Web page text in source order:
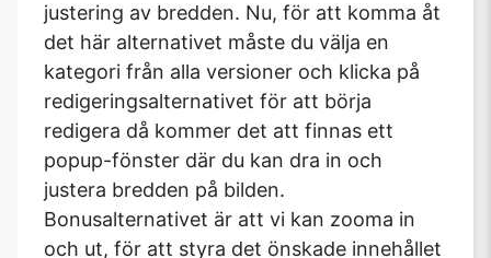
justering av bredden. Nu, för att komma åt
det här alternativet måste du välja en
kategori från alla versioner och klicka på
redigeringsalternativet för att börja
redigera då kommer det att finnas ett
popup-fönster där du kan dra in och
justera bredden på bilden.
Bonusalternativet är att vi kan zooma in
och ut, för att styra det önskade innehållet